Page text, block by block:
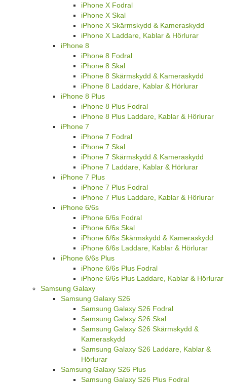
iPhone X Fodral
iPhone X Skal
iPhone X Skärmskydd & Kameraskydd
iPhone X Laddare, Kablar & Hörlurar
iPhone 8
iPhone 8 Fodral
iPhone 8 Skal
iPhone 8 Skärmskydd & Kameraskydd
iPhone 8 Laddare, Kablar & Hörlurar
iPhone 8 Plus
iPhone 8 Plus Fodral
iPhone 8 Plus Laddare, Kablar & Hörlurar
iPhone 7
iPhone 7 Fodral
iPhone 7 Skal
iPhone 7 Skärmskydd & Kameraskydd
iPhone 7 Laddare, Kablar & Hörlurar
iPhone 7 Plus
iPhone 7 Plus Fodral
iPhone 7 Plus Laddare, Kablar & Hörlurar
iPhone 6/6s
iPhone 6/6s Fodral
iPhone 6/6s Skal
iPhone 6/6s Skärmskydd & Kameraskydd
iPhone 6/6s Laddare, Kablar & Hörlurar
iPhone 6/6s Plus
iPhone 6/6s Plus Fodral
iPhone 6/6s Plus Laddare, Kablar & Hörlurar
Samsung Galaxy
Samsung Galaxy S26
Samsung Galaxy S26 Fodral
Samsung Galaxy S26 Skal
Samsung Galaxy S26 Skärmskydd &
Kameraskydd
Samsung Galaxy S26 Laddare, Kablar &
Hörlurar
Samsung Galaxy S26 Plus
Samsung Galaxy S26 Plus Fodral